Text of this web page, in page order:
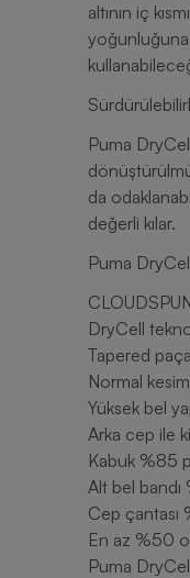
altının iç
yoğunluğuna
Puma
da
değerli kılar.
Puma
DryCell
Tapered
Normal
Yüksek bel
Arka cep ile
Kabuk %85
Alt bel bandı
Cep çantası
En az %50
Puma